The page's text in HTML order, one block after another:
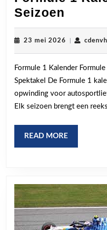
Seizoen
de
1
van
Seizoen
23 mei 2026
Formule 1 Kalender
Spektakel De Formule 1
opwinding voor
Elk seizoen brengt een reeks
READ MORE
MORE